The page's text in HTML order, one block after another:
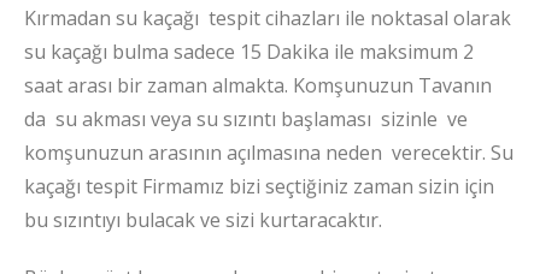
Kırmadan su kaçağı tespit cihazları ile noktasal olarak
su kaçağı bulma sadece 15 Dakika ile maksimum 2
saat arası bir zaman almakta. Komşunuzun Tavanın
da su akması veya su sızıntı başlaması sizinle ve
komşunuzun arasının açılmasına neden verecektir. Su
kaçağı tespit Firmamız bizi seçtiğiniz zaman sizin için
bu sızıntıyı bulacak ve sizi kurtaracaktır.